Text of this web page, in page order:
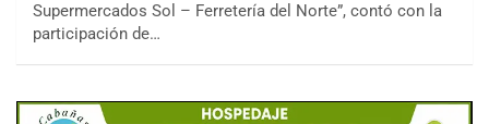
Supermercados Sol – Ferretería del Norte”, contó con la
participación de…